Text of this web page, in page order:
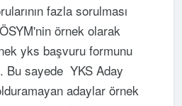
fazla sorulması
örnek olarak
yks başvuru formunu
Bu sayede YKS Aday
adaylar örnek